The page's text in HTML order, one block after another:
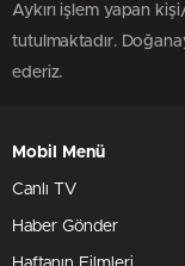
Aykırı işlem yapan
tutulmaktadır.
ederiz.
Mobil Menü
Canlı TV
Haber Gönder